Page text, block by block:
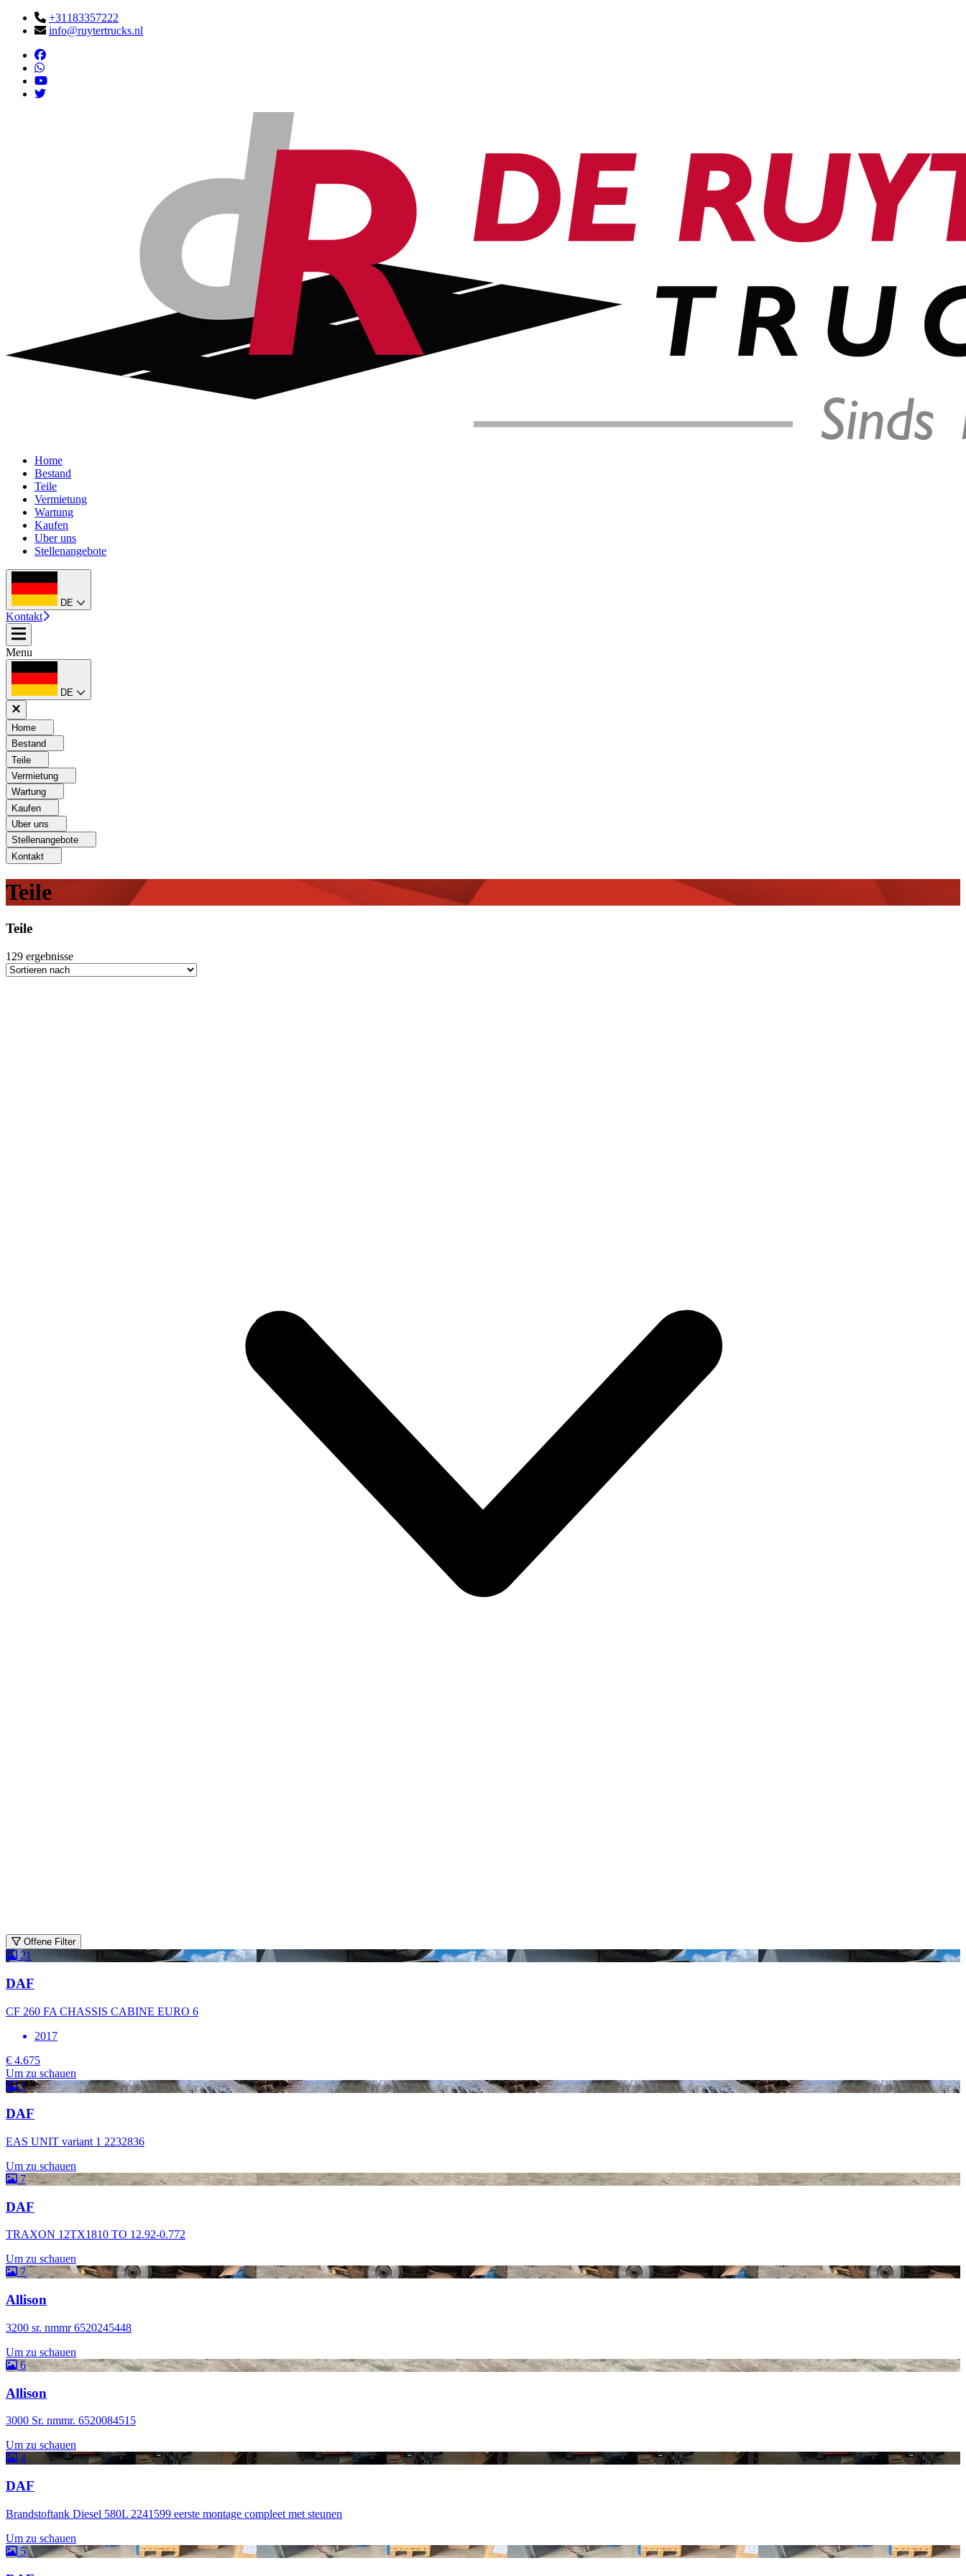
+31183357222
info@ruytertrucks.nl
Home
Bestand
Teile
Vermietung
Wartung
Kaufen
Uber uns
Stellenangebote
DE
Kontakt
Menu
DE
Home
Bestand
Teile
Vermietung
Wartung
Kaufen
Uber uns
Stellenangebote
Kontakt
Teile
Teile
129 ergebnisse
Offene Filter
21
DAF
CF 260 FA CHASSIS CABINE EURO 6
2017
€ 4.675
Um zu schauen
5
DAF
EAS UNIT variant 1 2232836
Um zu schauen
7
DAF
TRAXON 12TX1810 TO 12.92-0.772
Um zu schauen
7
Allison
3200 sr. nmmr 6520245448
Um zu schauen
6
Allison
3000 Sr. nmmr. 6520084515
Um zu schauen
4
DAF
Brandstoftank Diesel 580L 2241599 eerste montage compleet met steunen
Um zu schauen
5